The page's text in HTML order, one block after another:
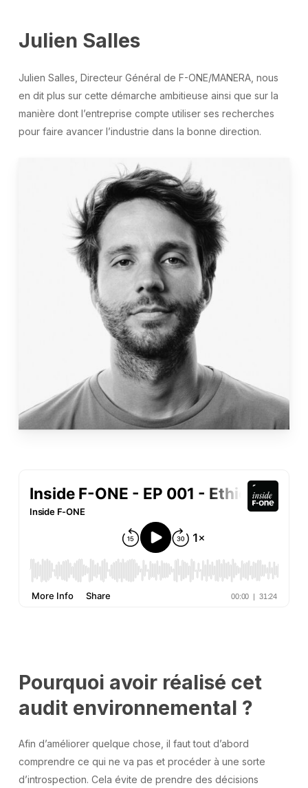
Julien Salles
Julien Salles, Directeur Général de F-ONE/MANERA, nous
en dit plus sur cette démarche ambitieuse ainsi que sur la
manière dont l’entreprise compte utiliser ses recherches
pour faire avancer l’industrie dans la bonne direction.
Pourquoi avoir réalisé cet
audit environnemental ?
Afin d’améliorer quelque chose, il faut tout d’abord
comprendre ce qui ne va pas et procéder à une sorte
d’introspection. Cela évite de prendre des décisions